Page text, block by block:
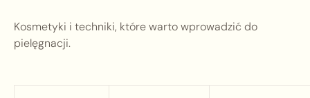
Kosmetyki i techniki, które warto wprowadzić do
pielęgnacji.